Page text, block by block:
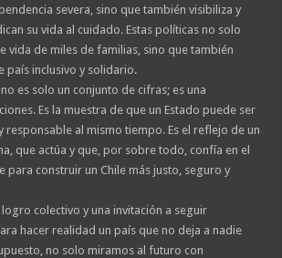
severa, sino que también visibiliza y
su vida al cuidado. Estas políticas no solo
vida de miles de familias, sino que también
país inclusivo y solidario.
es solo un conjunto de cifras; es una
Es la muestra de que un Estado puede ser
responsable al mismo tiempo. Es el reflejo de un
que actúa y que, por sobre todo, confía en el
para construir un Chile más justo, seguro y
colectivo y una invitación a seguir
hacer realidad un país que no deja a nadie
no solo miramos al futuro con